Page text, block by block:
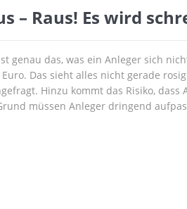
– Raus! Es wird
genau das, was ein Anleger sich
Das sieht alles nicht gerade
Hinzu kommt das Risiko,
müssen Anleger dringend